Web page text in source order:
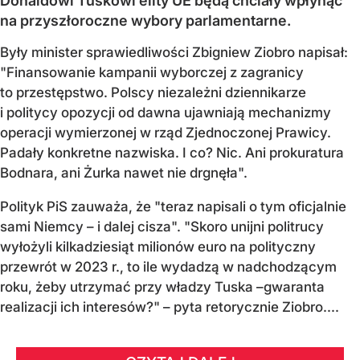
na przyszłoroczne wybory parlamentarne.
Były minister sprawiedliwości Zbigniew Ziobro napisał:
"Finansowanie kampanii wyborczej z zagranicy
to przestępstwo. Polscy niezależni dziennikarze
i politycy opozycji od dawna ujawniają mechanizmy
operacji wymierzonej w rząd Zjednoczonej Prawicy.
Padały konkretne nazwiska. I co? Nic. Ani prokuratura
Bodnara, ani Żurka nawet nie drgnęła".
Polityk PiS zauważa, że "teraz napisali o tym oficjalnie
sami Niemcy – i dalej cisza". "Skoro unijni politrucy
wyłożyli kilkadziesiąt milionów euro na polityczny
przewrót w 2023 r., to ile wydadzą w nadchodzącym
roku, żeby utrzymać przy władzy Tuska –gwaranta
realizacji ich interesów?" – pyta retorycznie Ziobro....